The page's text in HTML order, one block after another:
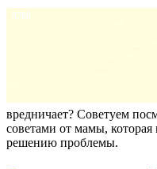
8780
вредничает? Советуем
советами от мамы,
решению проблемы.